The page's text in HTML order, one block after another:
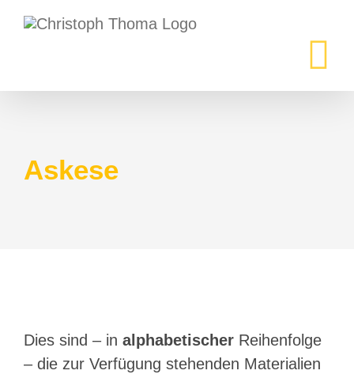
Askese
Dies sind – in alphabetischer Reihenfolge
– die zur Verfügung stehenden Materialien